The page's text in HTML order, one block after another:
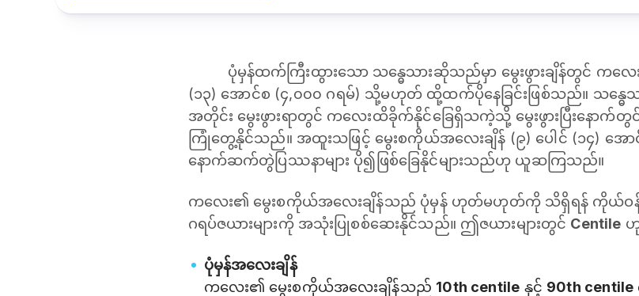
Phyu
Yangon,
January
HEALTH
ပုံမှန်ထက်ကြီးထွားသော သန္ဓေသားဆိုသည်မှာ မွေးဖွားချိန်တွင် ကလ
(၁၃) အောင်စ (၄,၀၀၀ ဂရမ်) သို့မဟုတ် ထို့ထက်ပိုနေခြင်းဖြစ်သည်။ သန္ဓေသ
အတိုင်း မွေးဖွားရာတွင် ကလေးထိခိုက်နိုင်ခြေရှိသကဲ့သို့ မွေးဖွားပြီးနောက်တွင်
ကြုံတွေ့နိုင်သည်။ အထူးသဖြင့် မွေးစကိုယ်အလေးချိန် (၉) ပေါင် (၁၄) အော
နောက်ဆက်တွဲပြဿနာများ ပို၍ဖြစ်ခြေနိုင်များသည်ဟု ယူဆကြသည်။
ကလေး၏ မွေးစကိုယ်အလေးချိန်သည် ပုံမှန် ဟုတ်မဟုတ်ကို သိရှိရန် ကိုယ်
ဂရပ်ဇယားများကို အသုံးပြုစစ်ဆေးနိုင်သည်။ ဤဇယားများတွင် Centile ဟု
ပုံမှန်အလေးချိန်
ကလေး၏ မွေးစကိုယ်အလေးချိန်သည် 10th centile နှင့် 90th centile